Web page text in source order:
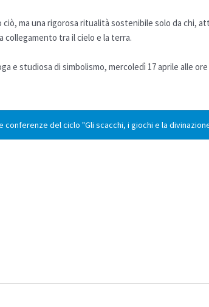
ma una rigorosa ritualità sostenibile solo da chi,
tra il cielo e la terra.
e studiosa di simbolismo, mercoledì 17 aprile alle
conferenze del ciclo "Gli scacchi, i giochi e la